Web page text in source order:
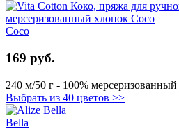
Coco
169 руб.
240 м/50 г - 100%
Выбрать из 40 цветов >>
Bella